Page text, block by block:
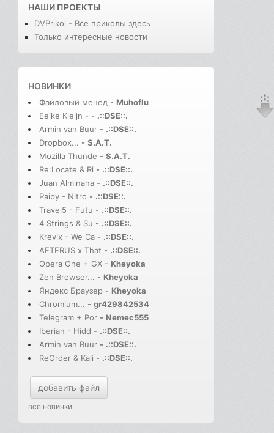
НАШИ ПРОЕКТЫ
DVPrikol - Все приколы здесь
Только интересные новости
НОВИНКИ
Файловый менед - Muhoflu
Eelke Kleijn - - .::DSE::.
Armin van Buur - .::DSE::.
Dropbox... - S.A.T.
Mozilla Thunde - S.A.T.
Re:Locate & Ri - .::DSE::.
Juan Alminana - .::DSE::.
Paipy - Nitro - .::DSE::.
Travel5 - Futu - .::DSE::.
4 Strings & Su - .::DSE::.
Krevix - We Ca - .::DSE::.
AFTERUS x That - .::DSE::.
Opera One + GX - Kheyoka
Zen Browser... - Kheyoka
Яндекс Браузер - Kheyoka
Chromium... - gr429842534
Telegram + Por - Nemec555
Iberian - Hidd - .::DSE::.
Armin van Buur - .::DSE::.
ReOrder & Kali - .::DSE::.
добавить файл
все новинки